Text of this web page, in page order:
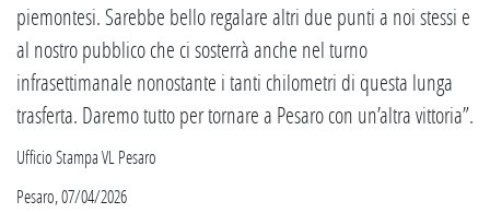
piemontesi. Sarebbe bello regalare altri due punti a noi stessi e
al nostro pubblico che ci sosterrà anche nel turno
infrasettimanale nonostante i tanti chilometri di questa lunga
trasferta. Daremo tutto per tornare a Pesaro con un’altra vittoria”.
Ufficio Stampa VL Pesaro
Pesaro, 07/04/2026